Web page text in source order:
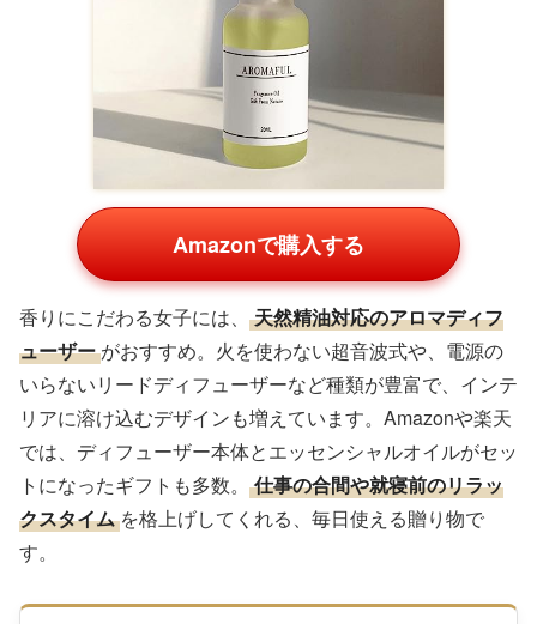
Amazonで購入する
香りにこだわる女子には、
天然精油対応のアロマディフ
ューザー がおすすめ。火を使わない超音波式や、電源の
いらないリードディフューザーなど種類が豊富で、インテ
リアに溶け込むデザインも増えています。Amazonや楽天
では、ディフューザー本体とエッセンシャルオイルがセッ
トになったギフトも多数。
仕事の合間や就寝前のリラッ
クスタイム を格上げしてくれる、毎日使える贈り物で
す。